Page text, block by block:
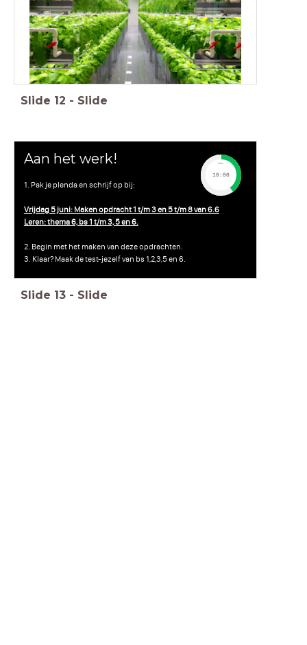
Slide 12 - Slide
Aan het werk!
1. Pak je plenda en schrijf op bij:
Vrijdag 5 juni: Maken opdracht 1 t/m 3 en 5 t/m 8 van 6.6
Leren: thema 6, bs 1 t/m 3, 5 en 6.
2. Begin met het maken van deze opdrachten.
3. Klaar? Maak de test-jezelf van bs 1,2,3,5 en 6.
timer
10:00
Slide 13 - Slide